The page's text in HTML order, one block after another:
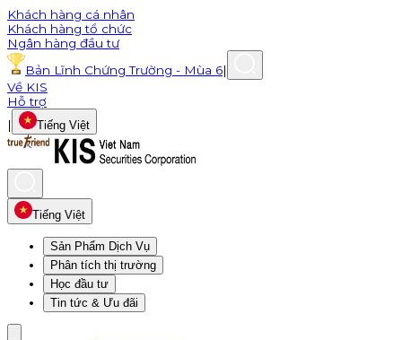
Khách hàng cá nhân
Khách hàng tổ chức
Ngân hàng đầu tư
Bản Lĩnh Chứng Trường - Mùa 6|
Về KIS
Hỗ trợ
|
Tiếng Việt
Tiếng Việt
Sản Phẩm Dịch Vụ
Phân tích thị trường
Học đầu tư
Tin tức & Ưu đãi